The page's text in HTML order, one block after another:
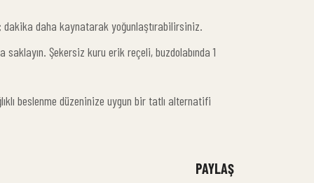
dakika daha kaynatarak yoğunlaştırabilirsiniz.
Şekersiz kuru erik reçeli, buzdolabında 1
beslenme düzeninize uygun bir tatlı alternatifi
PAYLAŞ